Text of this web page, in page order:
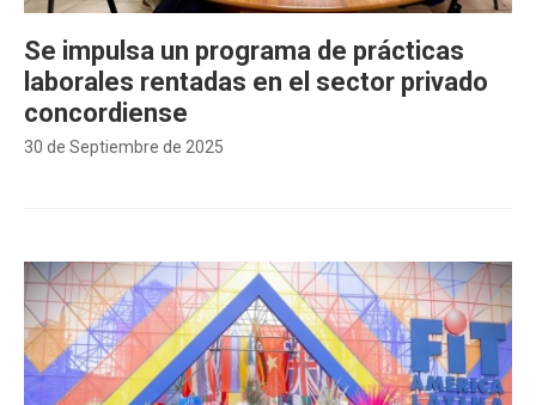
30 de Septiembre de 2025
Se impulsa un programa de prácticas
laborales rentadas en el sector privado
concordiense